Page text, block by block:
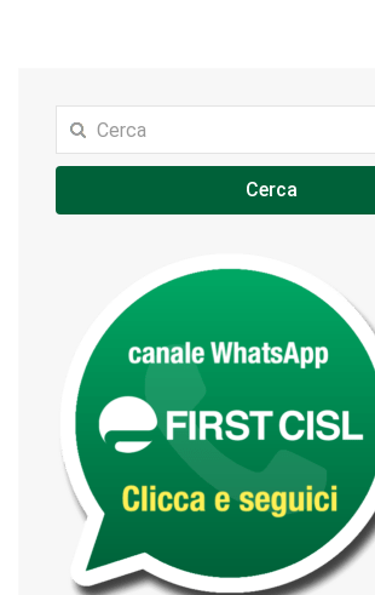
Cerca